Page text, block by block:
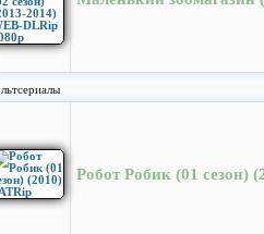
Робот Робик (01 сезон)